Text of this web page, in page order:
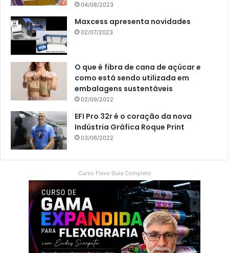
04/08/2023
Maxcess apresenta novidades
02/07/2023
O que é fibra de cana de açúcar e
como está sendo utilizada em
embalagens sustentáveis
02/09/2022
EFI Pro 32r é o coração da nova
Indústria Gráfica Roque Print
03/06/2022
Curso Flexo Guia Completo